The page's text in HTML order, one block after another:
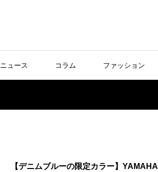
ニュース コラム ファッション
【デニムブルーの限定カラー】YAMAHA